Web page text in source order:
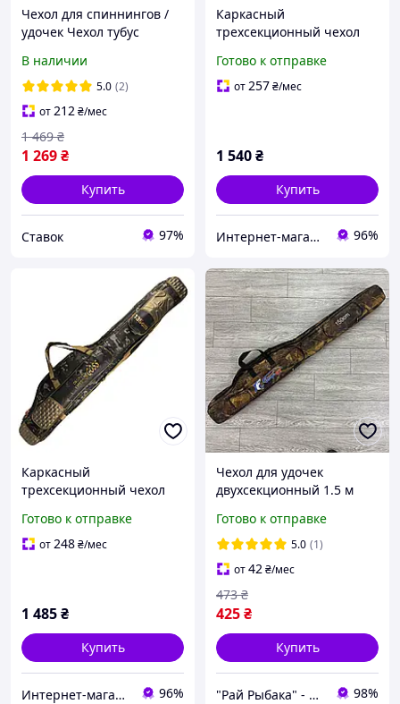
Чехол для спиннингов /
удочек Чехол тубус
2 секции
В наличии
5.0 (2)
от212₴/мес
1 269₴
1 469 ₴
Купить
Ставок 97%
Каркасный
трехсекционный чехол
GOSS Dark Forest 150 см
Готово к отправке
от257₴/мес
1 540₴
Купить
Интернет-магазин "Campstyle" 96%
Каркасный
трехсекционный чехол
GOSS Dark Forest 135 см
Готово к отправке
от248₴/мес
1 485₴
Купить
Интернет-магазин "Campstyle" 96%
Чехол для удочек
двухсекционный 1.5 м
Готово к отправке
5.0 (1)
от42₴/мес
425₴
473 ₴
Купить
"Рай Рыбака" - Интернет-магазин 98%